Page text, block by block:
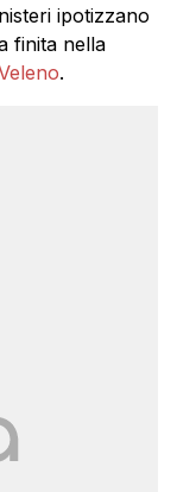
ipotizzano
finita nella
.